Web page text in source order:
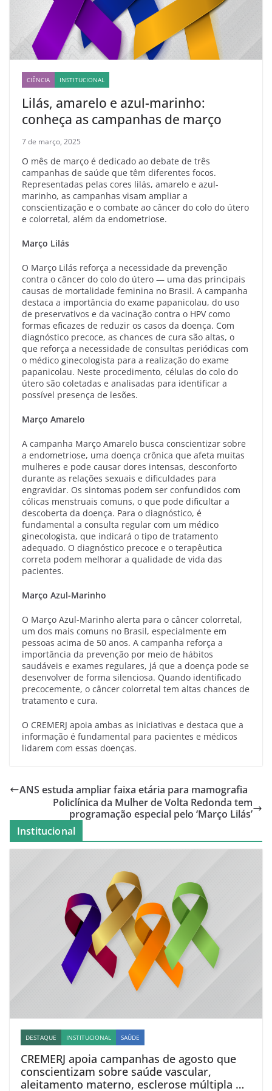
CIÊNCIA INSTITUCIONAL
Lilás, amarelo e azul-marinho:
conheça as campanhas de março
7 de março, 2025
O mês de março é dedicado ao debate de três
campanhas de saúde que têm diferentes focos.
Representadas pelas cores lilás, amarelo e azul-
marinho, as campanhas visam ampliar a
conscientização e o combate ao câncer do colo do útero
e colorretal, além da endometriose.
Março Lilás
O Março Lilás reforça a necessidade da prevenção
contra o câncer do colo do útero — uma das principais
causas de mortalidade feminina no Brasil. A campanha
destaca a importância do exame papanicolau, do uso
de preservativos e da vacinação contra o HPV como
formas eficazes de reduzir os casos da doença. Com
diagnóstico precoce, as chances de cura são altas, o
que reforça a necessidade de consultas periódicas com
o médico ginecologista para a realização do exame
papanicolau. Neste procedimento, células do colo do
útero são coletadas e analisadas para identificar a
possível presença de lesões.
Março Amarelo
A campanha Março Amarelo busca conscientizar sobre
a endometriose, uma doença crônica que afeta muitas
mulheres e pode causar dores intensas, desconforto
durante as relações sexuais e dificuldades para
engravidar. Os sintomas podem ser confundidos com
cólicas menstruais comuns, o que pode dificultar a
descoberta da doença. Para o diagnóstico, é
fundamental a consulta regular com um médico
ginecologista, que indicará o tipo de tratamento
adequado. O diagnóstico precoce e o terapêutica
correta podem melhorar a qualidade de vida das
pacientes.
Março Azul-Marinho
O Março Azul-Marinho alerta para o câncer colorretal,
um dos mais comuns no Brasil, especialmente em
pessoas acima de 50 anos. A campanha reforça a
importância da prevenção por meio de hábitos
saudáveis e exames regulares, já que a doença pode se
desenvolver de forma silenciosa. Quando identificado
precocemente, o câncer colorretal tem altas chances de
tratamento e cura.
O CREMERJ apoia ambas as iniciativas e destaca que a
informação é fundamental para pacientes e médicos
lidarem com essas doenças.
ANS estuda ampliar faixa etária para mamografia
Policlínica da Mulher de Volta Redonda tem
programação especial pelo ‘Março Lilás’
Institucional
DESTAQUE INSTITUCIONAL SAÚDE
CREMERJ apoia campanhas de agosto que
conscientizam sobre saúde vascular,
aleitamento materno, esclerose múltipla e